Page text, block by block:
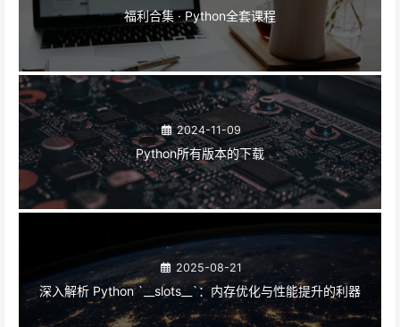
福利合集 · Python全套课程
2024-11-09
Python所有版本的下载
2025-08-21
深入解析 Python `__slots__`：内存优化与性能提升的利器